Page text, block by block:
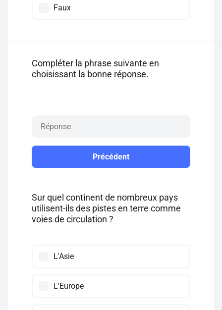
Faux
Compléter la phrase suivante en
choisissant la bonne réponse.
Précédent
Sur quel continent de nombreux pays
utilisent-ils des pistes en terre comme
voies de circulation ?
L'Asie
L'Europe